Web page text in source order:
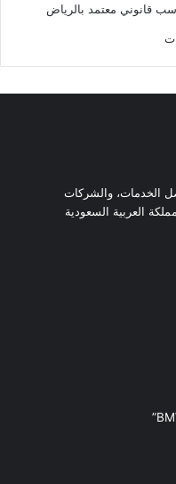
قانوني معتمد بالرياض
الخدمات، والشركات
العربية السعودية